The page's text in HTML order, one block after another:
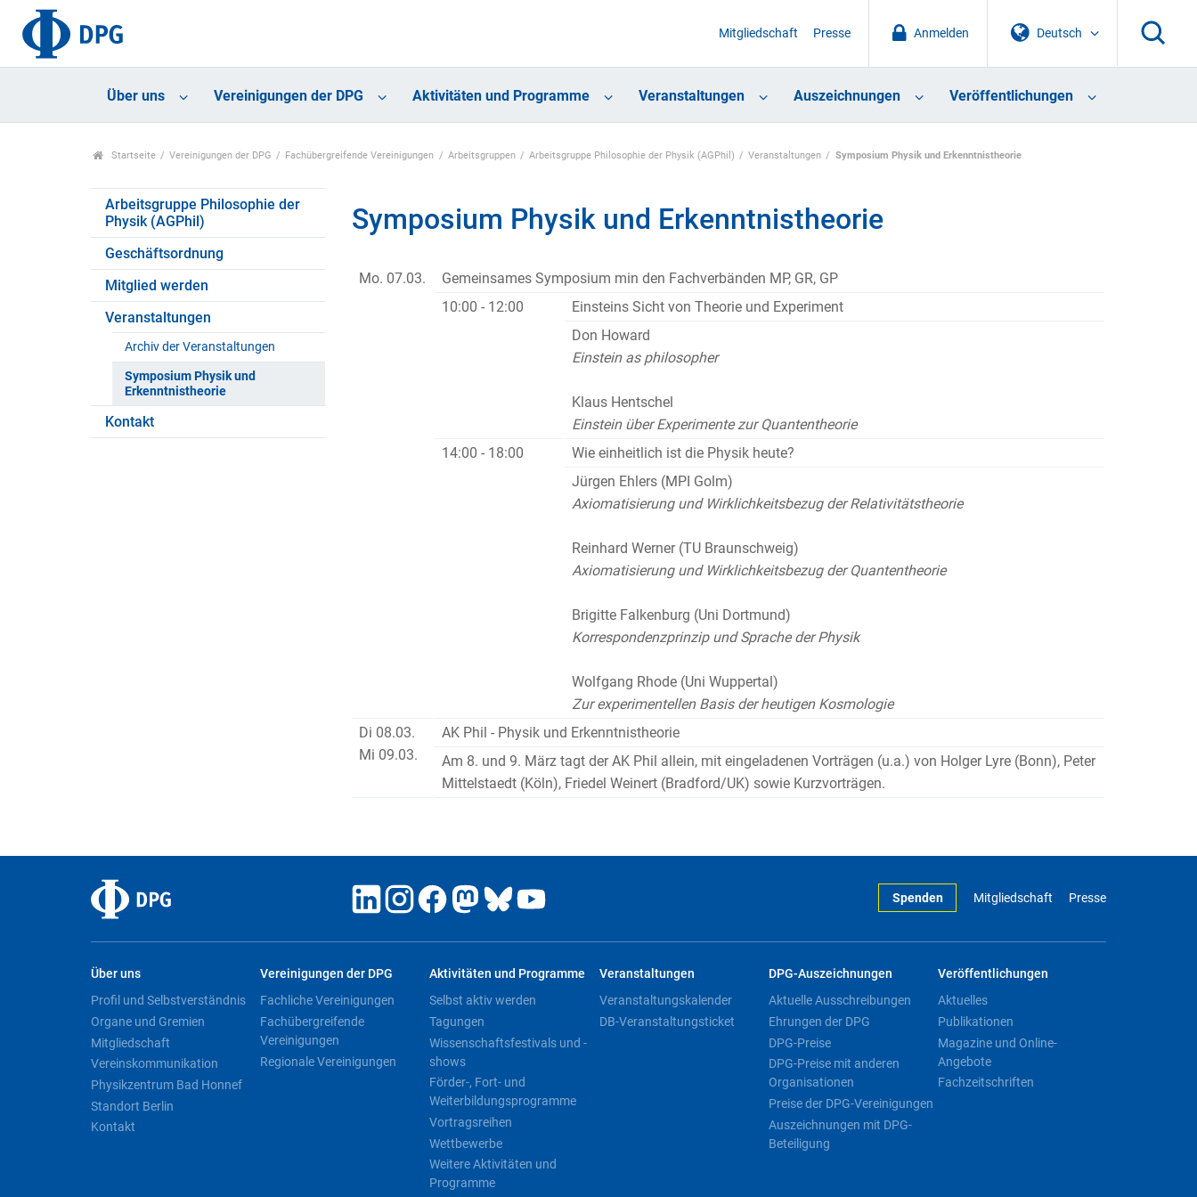
Deutsch
Anmelden
Mitgliedschaft Presse
Über uns Vereinigungen der DPG Aktivitäten und Programme Veranstaltungen Auszeichnungen Veröffentlichungen
Startseite Vereinigungen der DPG Fachübergreifende Vereinigungen Arbeitsgruppen Arbeitsgruppe Philosophie der Physik (AGPhil) Veranstaltungen Symposium Physik und Erkenntnistheorie
Arbeitsgruppe Philosophie der
Physik (AGPhil)
Geschäftsordnung
Mitglied werden
Veranstaltungen
Archiv der Veranstaltungen
Symposium Physik und
Erkenntnistheorie
Kontakt
Symposium Physik und Erkenntnistheorie
Mo. 07.03.
Gemeinsames Symposium min den Fachverbänden MP, GR, GP
10:00 - 12:00
Einsteins Sicht von Theorie und Experiment
Don Howard
Einstein as philosopher
Klaus Hentschel
Einstein über Experimente zur Quantentheorie
14:00 - 18:00
Wie einheitlich ist die Physik heute?
Jürgen Ehlers (MPI Golm)
Axiomatisierung und Wirklichkeitsbezug der Relativitätstheorie
Reinhard Werner (TU Braunschweig)
Axiomatisierung und Wirklichkeitsbezug der Quantentheorie
Brigitte Falkenburg (Uni Dortmund)
Korrespondenzprinzip und Sprache der Physik
Wolfgang Rhode (Uni Wuppertal)
Zur experimentellen Basis der heutigen Kosmologie
Di 08.03.
Mi 09.03.
AK Phil - Physik und Erkenntnistheorie
Am 8. und 9. März tagt der AK Phil allein, mit eingeladenen Vorträgen (u.a.) von Holger Lyre (Bonn), Peter
Mittelstaedt (Köln), Friedel Weinert (Bradford/UK) sowie Kurzvorträgen.
Spenden Mitgliedschaft Presse
Über uns
Profil und Selbstverständnis
Organe und Gremien
Mitgliedschaft
Vereinskommunikation
Physikzentrum Bad Honnef
Standort Berlin
Kontakt
Vereinigungen der DPG
Fachliche Vereinigungen
Fachübergreifende
Vereinigungen
Regionale Vereinigungen
Aktivitäten und Programme
Selbst aktiv werden
Tagungen
Wissenschaftsfestivals und -
shows
Förder-, Fort- und
Weiterbildungsprogramme
Vortragsreihen
Wettbewerbe
Weitere Aktivitäten und
Programme
Veranstaltungen
Veranstaltungskalender
DB-Veranstaltungsticket
DPG-Auszeichnungen
Aktuelle Ausschreibungen
Ehrungen der DPG
DPG-Preise
DPG-Preise mit anderen
Organisationen
Preise der DPG-Vereinigungen
Auszeichnungen mit DPG-
Beteiligung
Veröffentlichungen
Aktuelles
Publikationen
Magazine und Online-
Angebote
Fachzeitschriften